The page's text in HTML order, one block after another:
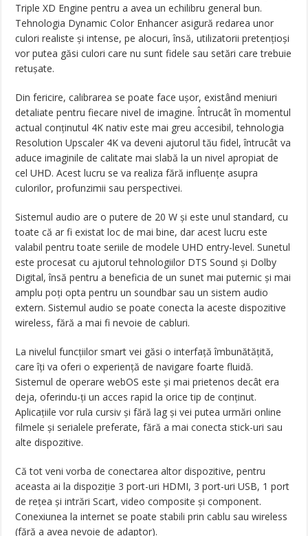
Triple XD Engine pentru a avea un echilibru general bun.
Tehnologia Dynamic Color Enhancer asigură redarea unor
culori realiste și intense, pe alocuri, însă, utilizatorii pretențioși
vor putea găsi culori care nu sunt fidele sau setări care trebuie
retușate.
Din fericire, calibrarea se poate face ușor, existând meniuri
detaliate pentru fiecare nivel de imagine. Întrucât în momentul
actual conținutul 4K nativ este mai greu accesibil, tehnologia
Resolution Upscaler 4K va deveni ajutorul tău fidel, întrucât va
aduce imaginile de calitate mai slabă la un nivel apropiat de
cel UHD. Acest lucru se va realiza fără influențe asupra
culorilor, profunzimii sau perspectivei.
Sistemul audio are o putere de 20 W și este unul standard, cu
toate că ar fi existat loc de mai bine, dar acest lucru este
valabil pentru toate seriile de modele UHD entry-level. Sunetul
este procesat cu ajutorul tehnologiilor DTS Sound și Dolby
Digital, însă pentru a beneficia de un sunet mai puternic și mai
amplu poți opta pentru un soundbar sau un sistem audio
extern. Sistemul audio se poate conecta la aceste dispozitive
wireless, fără a mai fi nevoie de cabluri.
La nivelul funcțiilor smart vei găsi o interfață îmbunătățită,
care îți va oferi o experiență de navigare foarte fluidă.
Sistemul de operare webOS este și mai prietenos decât era
deja, oferindu-ți un acces rapid la orice tip de conținut.
Aplicațiile vor rula cursiv și fără lag și vei putea urmări online
filmele și serialele preferate, fără a mai conecta stick-uri sau
alte dispozitive.
Că tot veni vorba de conectarea altor dispozitive, pentru
aceasta ai la dispoziție 3 port-uri HDMI, 3 port-uri USB, 1 port
de rețea și intrări Scart, video composite și component.
Conexiunea la internet se poate stabili prin cablu sau wireless
(fără a avea nevoie de adaptor).